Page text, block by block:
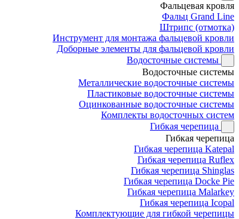
Фальцевая кровля
Фальц Grand Line
Штрипс (отмотка)
Инструмент для монтажа фальцевой кровли
Доборные элементы для фальцевой кровли
Водосточные системы
Водосточные системы
Металлические водосточные системы
Пластиковые водосточные системы
Оцинкованные водосточные системы
Комплекты водосточных систем
Гибкая черепица
Гибкая черепица
Гибкая черепица Katepal
Гибкая черепица Ruflex
Гибкая черепица Shinglas
Гибкая черепица Docke Pie
Гибкая черепица Malarkey
Гибкая черепица Icopal
Комплектующие для гибкой черепицы